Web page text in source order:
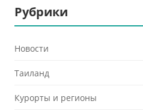
Рубрики
Новости
Таиланд
Курорты и регионы